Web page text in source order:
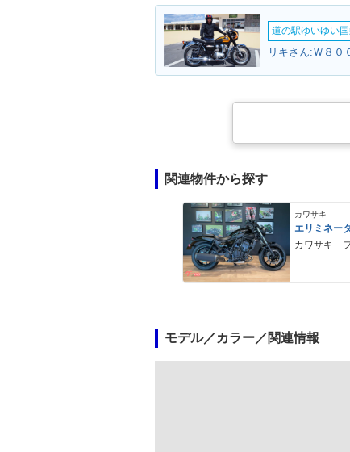
道の駅ゆいゆい
リキさん:Ｗ８０
関連物件から探す
カワサキ
エリミネー
カワサキ
モデル／カラー／関連情報